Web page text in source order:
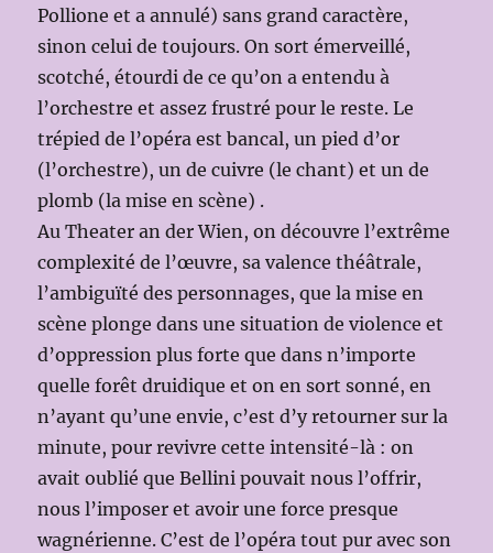
Pollione et a annulé) sans grand caractère,
sinon celui de toujours. On sort émerveillé,
scotché, étourdi de ce qu’on a entendu à
l’orchestre et assez frustré pour le reste. Le
trépied de l’opéra est bancal, un pied d’or
(l’orchestre), un de cuivre (le chant) et un de
plomb (la mise en scène) .
Au Theater an der Wien, on découvre l’extrême
complexité de l’œuvre, sa valence théâtrale,
l’ambiguïté des personnages, que la mise en
scène plonge dans une situation de violence et
d’oppression plus forte que dans n’importe
quelle forêt druidique et on en sort sonné, en
n’ayant qu’une envie, c’est d’y retourner sur la
minute, pour revivre cette intensité-là : on
avait oublié que Bellini pouvait nous l’offrir,
nous l’imposer et avoir une force presque
wagnérienne. C’est de l’opéra tout pur avec son